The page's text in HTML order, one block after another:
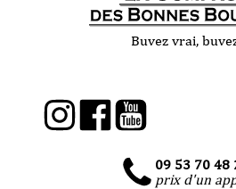
Buvez vrai,
09 53 70 48
prix d'un